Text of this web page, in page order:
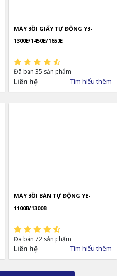
MÁY BỒI GIẤY TỰ ĐỘNG YB-
1300E/1450E/1650E
Đã bán 35 sản phẩm
Liên hệ Tìm hiểu thêm
MÁY BỒI BÁN TỰ ĐỘNG YB-
1100B/1300B
Đã bán 72 sản phẩm
Liên hệ Tìm hiểu thêm